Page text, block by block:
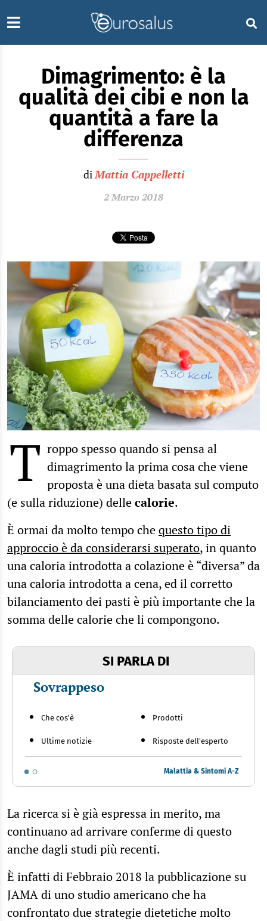
Dimagrimento: è la
qualità dei cibi e non la
quantità a fare la
differenza
diMattia Cappelletti
2 Marzo 2018
T roppo spesso quando si pensa al
dimagrimento la prima cosa che viene
proposta è una dieta basata sul computo
(e sulla riduzione) dellecalorie.
È ormai da molto tempo chequesto tipo di
approccio è da considerarsi superato, in quanto
una caloria introdotta a colazione è “diversa” da
una caloria introdotta a cena, ed il corretto
bilanciamento dei pasti è più importante che la
somma delle calorie che li compongono.
SI PARLA DI
Sovrappeso
Che cos'è
Ultime notizie
Prodotti
Risposte dell'esperto
Malattia & Sintomi A-Z
La ricerca si è già espressa in merito, ma
continuano ad arrivare conferme di questo
anche dagli studi più recenti.
È infatti di Febbraio 2018 la pubblicazione su
JAMA di uno studio americano che ha
confrontato due strategie dietetiche molto